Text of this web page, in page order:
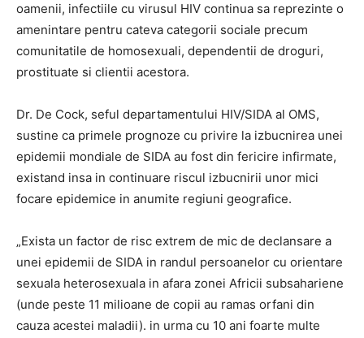
oamenii, infectiile cu virusul HIV continua sa reprezinte o
amenintare pentru cateva categorii sociale precum
comunitatile de homosexuali, dependentii de droguri,
prostituate si clientii acestora.
Dr. De Cock, seful departamentului HIV/SIDA al OMS,
sustine ca primele prognoze cu privire la izbucnirea unei
epidemii mondiale de SIDA au fost din fericire infirmate,
existand insa in continuare riscul izbucnirii unor mici
focare epidemice in anumite regiuni geografice.
„Exista un factor de risc extrem de mic de declansare a
unei epidemii de SIDA in randul persoanelor cu orientare
sexuala heterosexuala in afara zonei Africii subsahariene
(unde peste 11 milioane de copii au ramas orfani din
cauza acestei maladii). in urma cu 10 ani foarte multe